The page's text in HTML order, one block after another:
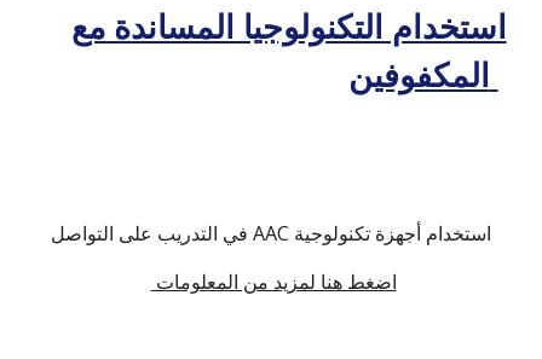
استخدام التكنولوجيا المساندة مع
استخدام أجهزة تكنولوجية AAC في التدريب على التواصل
اضغط هنا لمزيد من المعلومات